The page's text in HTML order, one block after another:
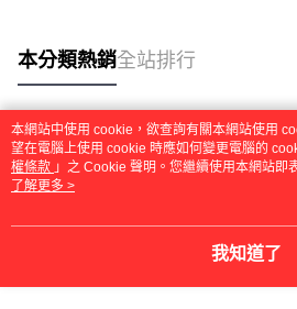
本分類熱銷全站排行
熱門標籤
本網站中使用 cookie，欲查詢有關本網站使用
望在電腦上使用 cookie 時應如何變更電腦的
權條款 」之 Cookie 聲明。您繼續使用本網站即
用條款之 Cookie 聲明使用 cookie。
了解更多 >
我知道了